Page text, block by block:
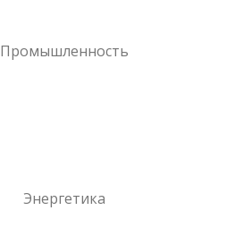
Промышленность
Энергетика